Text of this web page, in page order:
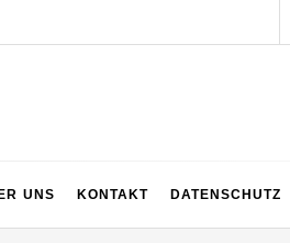
UNS KONTAKT DATENSCHUTZ